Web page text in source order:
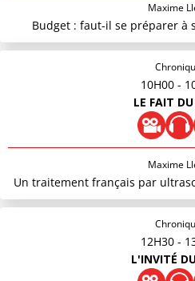
Maxime
Budget : faut-il se préparer à
10H00 -
LE FAIT
Maxime
Un traitement français par
12H30 -
L'INVITÉ